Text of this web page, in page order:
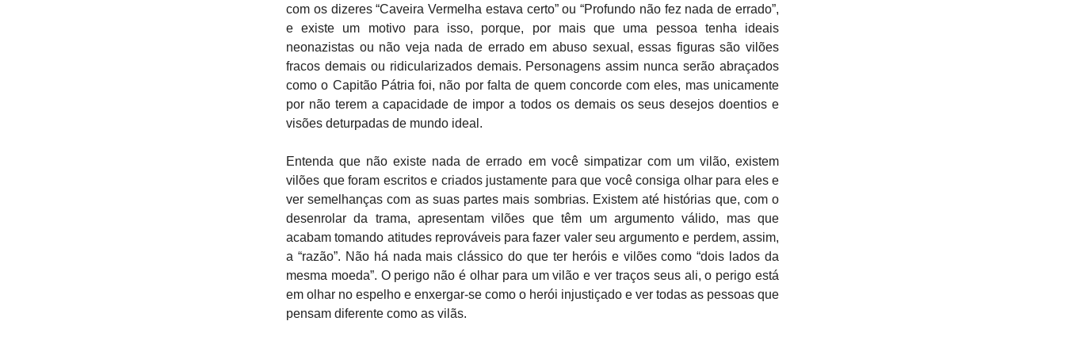
com os dizeres “Caveira Vermelha estava certo” ou “Profundo não fez nada de errado”,
e existe um motivo para isso, porque, por mais que uma pessoa tenha ideais
neonazistas ou não veja nada de errado em abuso sexual, essas figuras são vilões
fracos demais ou ridicularizados demais. Personagens assim nunca serão abraçados
como o Capitão Pátria foi, não por falta de quem concorde com eles, mas unicamente
por não terem a capacidade de impor a todos os demais os seus desejos doentios e
visões deturpadas de mundo ideal.
Entenda que não existe nada de errado em você simpatizar com um vilão, existem
vilões que foram escritos e criados justamente para que você consiga olhar para eles e
ver semelhanças com as suas partes mais sombrias. Existem até histórias que, com o
desenrolar da trama, apresentam vilões que têm um argumento válido, mas que
acabam tomando atitudes reprováveis para fazer valer seu argumento e perdem, assim,
a “razão”. Não há nada mais clássico do que ter heróis e vilões como “dois lados da
mesma moeda”. O perigo não é olhar para um vilão e ver traços seus ali, o perigo está
em olhar no espelho e enxergar-se como o herói injustiçado e ver todas as pessoas que
pensam diferente como as vilãs.